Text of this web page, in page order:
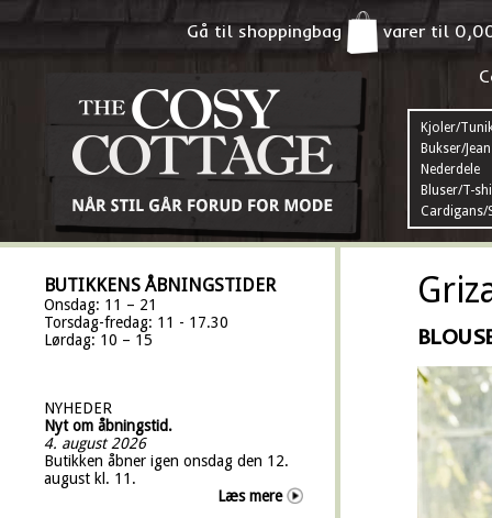
Gå til shoppingbag varer til
Kjoler/
Bukser/
Nederdele
Bluser/T-
Cardigans/
BUTIKKENS ÅBNINGSTIDER
Onsdag: 11 – 21
Torsdag-fredag: 11 - 17.30
Lørdag: 10 – 15
NYHEDER
Nyt om åbningstid.
4. august 2026
Butikken åbner igen onsdag den 12.
august kl. 11.
Læs mere